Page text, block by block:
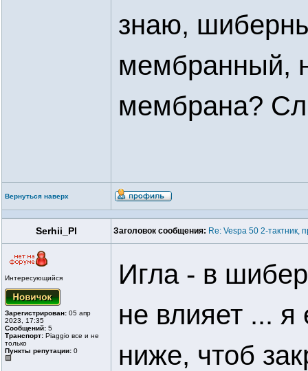
знаю,
мембранный,
мембрана?
Вернуться наверх
Serhii_Pl Заголовок сообщения: Re: Vespa 50 2-тактник,
Интересующийся
Зарегистрирован: 05 апр
2023, 17:35
Сообщений: 5
Транспорт: Piaggio все и не
только
Пункты репутации: 0
Игла - в
не влияет ...
ниже, чтоб